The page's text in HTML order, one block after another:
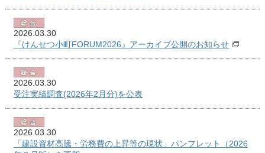
2026.03.30
『けんせつ小町FORUM2026』アーカイブ公開のお知らせ
2026.03.30
受注実績調査(2026年2月分)を公表
2026.03.30
「建設資材高騰・労務費の上昇等の現状」パンフレット（2026